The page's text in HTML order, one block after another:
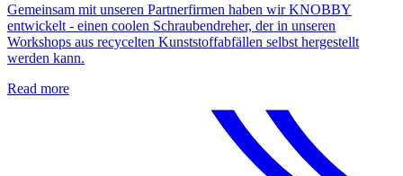
Gemeinsam mit unseren Partnerfirmen haben wir KNOBBY
entwickelt - einen coolen Schraubendreher, der in unseren
Workshops aus recycelten Kunststoffabfällen selbst hergestellt
werden kann.
Read more